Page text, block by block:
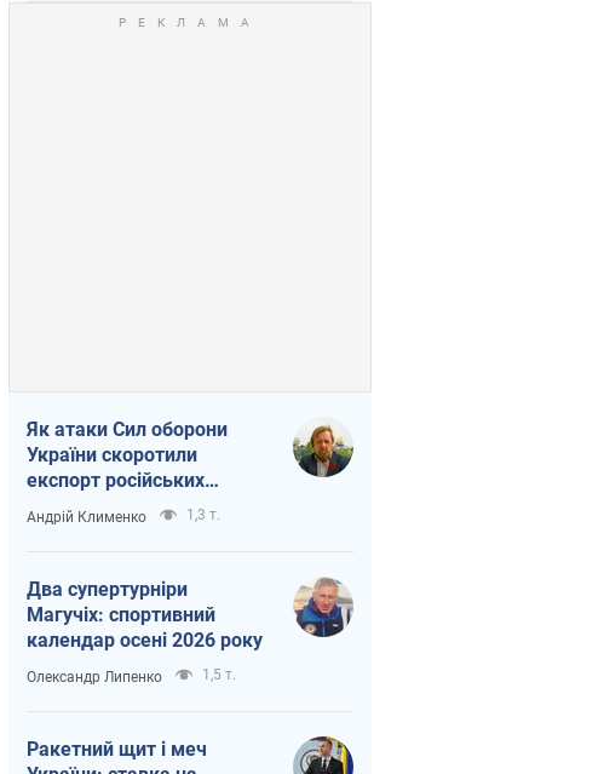
Як атаки Сил оборони
України скоротили
експорт російських
нафтопродуктів
Андрій Клименко 1,3 т.
Два супертурніри
Магучіх: спортивний
календар осені 2026 року
Олександр Липенко 1,5 т.
Ракетний щит і меч